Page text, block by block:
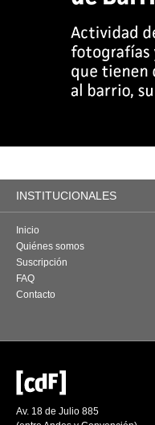
INSTITUCIONALES
Inicio
Quiénes somos
Suscripción
FAQ
Contacto
Av. 18 de Julio 885